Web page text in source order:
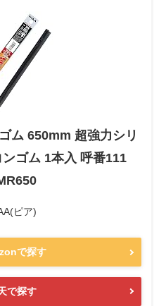
ム 650mm 超強力シリ
ゴム 1本入 呼番111
ピア)
で探す
で探す